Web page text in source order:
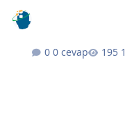
0 cevap